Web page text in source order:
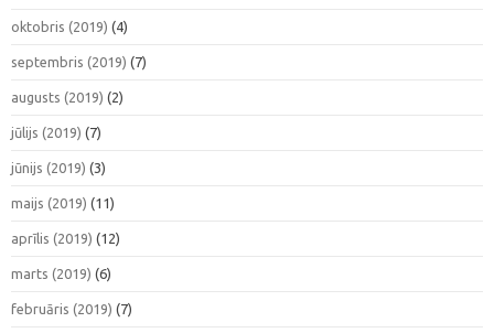
oktobris (2019) (4)
septembris (2019) (7)
augusts (2019) (2)
jūlijs (2019) (7)
jūnijs (2019) (3)
maijs (2019) (11)
aprīlis (2019) (12)
marts (2019) (6)
februāris (2019) (7)